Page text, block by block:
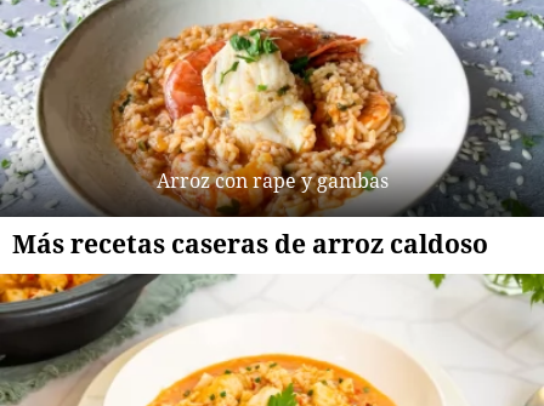
Arroz con rape y gambas
Más recetas caseras de arroz caldoso